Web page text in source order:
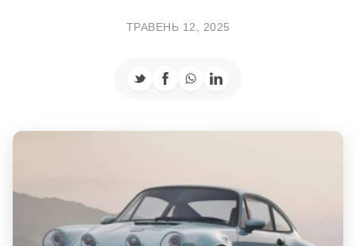
ТРАВЕНЬ 12, 2025